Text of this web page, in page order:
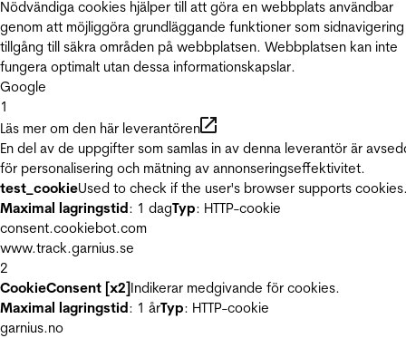
Nödvändiga cookies hjälper till att göra en webbplats användbar
genom att möjliggöra grundläggande funktioner som
tillgång till säkra områden på webbplatsen. Webbplatsen kan inte
fungera optimalt utan dessa informationskapslar.
Google
1
Läs mer om den här leverantören
En del av de uppgifter som samlas in av denna leverantör är
för personalisering och mätning av annonseringseffektivitet.
test_cookieUsed to check if the user's browser supports
Maximal lagringstid: 1 dagTyp: HTTP-cookie
consent.cookiebot.com
www.track.garnius.se
2
CookieConsent [x2]Indikerar medgivande för cookies.
Maximal lagringstid: 1 årTyp: HTTP-cookie
garnius.no